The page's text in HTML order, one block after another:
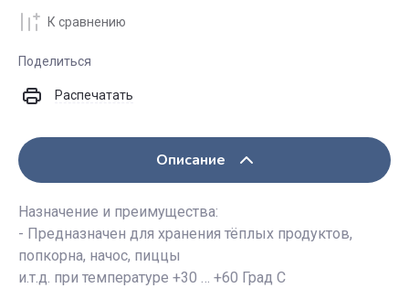
К сравнению
Поделиться
Распечатать
Описание
Назначение и преимущества:
- Предназначен для хранения тёплых продуктов,
попкорна, начос, пиццы
и.т.д. при температуре +30 … +60 Град С